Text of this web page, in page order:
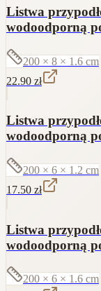
Listwa
wodoodporną
200 × 8 × 1.6 cm
22.90 zł
Listwa
wodoodporną
200 × 6 × 1.2 cm
17.50 zł
Listwa
wodoodporną
200 × 6 × 1.6 cm